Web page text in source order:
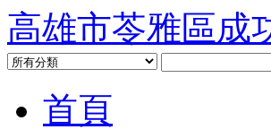
高雄市苓雅區成
首頁